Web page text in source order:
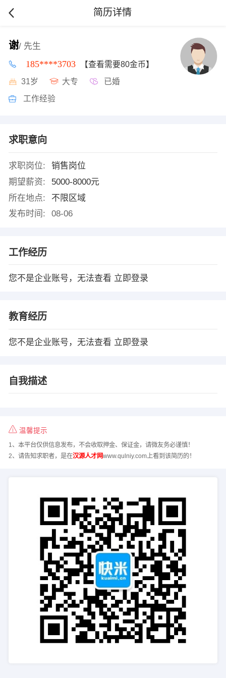
简历详情
谢/ 先生
185****3703 【查看需要80金币】
31岁 大专 已婚
工作经验
求职意向
求职岗位:
销售岗位
期望薪资:
5000-8000元
所在地点:
不限区域
发布时间:
08-06
工作经历
您不是企业账号，无法查看 立即登录
教育经历
您不是企业账号，无法查看 立即登录
自我描述
温馨提示
1、本平台仅供信息发布，不会收取押金、保证金，请微友务必谨慎！
2、请告知求职者，是在汉源人才网www.qulniy.com上看到该简历的！